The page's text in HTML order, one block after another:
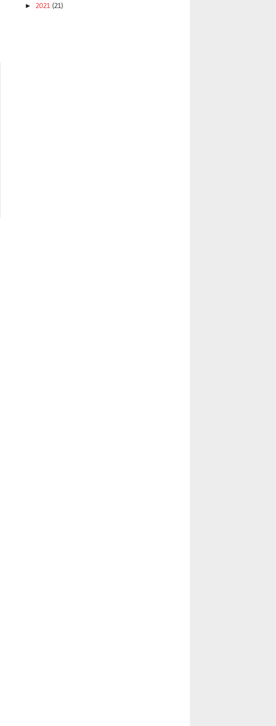
► 2021 (21)